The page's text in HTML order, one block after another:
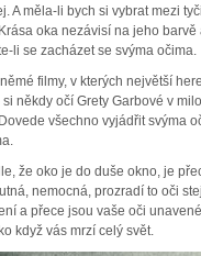
A měla-li bych si vybrat mezi
oka nezávisí na jeho barvě
li se zacházet se svýma očima.
filmy, v kterých největší
někdy očí Grety Garbové v
všechno vyjádřit svýma
že oko je do duše okno, je
nemocná, prozradí to oči
a přece jsou vaše oči
když vás mrzí celý svět.